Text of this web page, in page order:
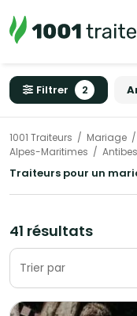
Filtrer 2
1001 Traiteurs Mariage
Alpes-Maritimes
Antibes
Traiteurs pour un
41 résultats
Trier par